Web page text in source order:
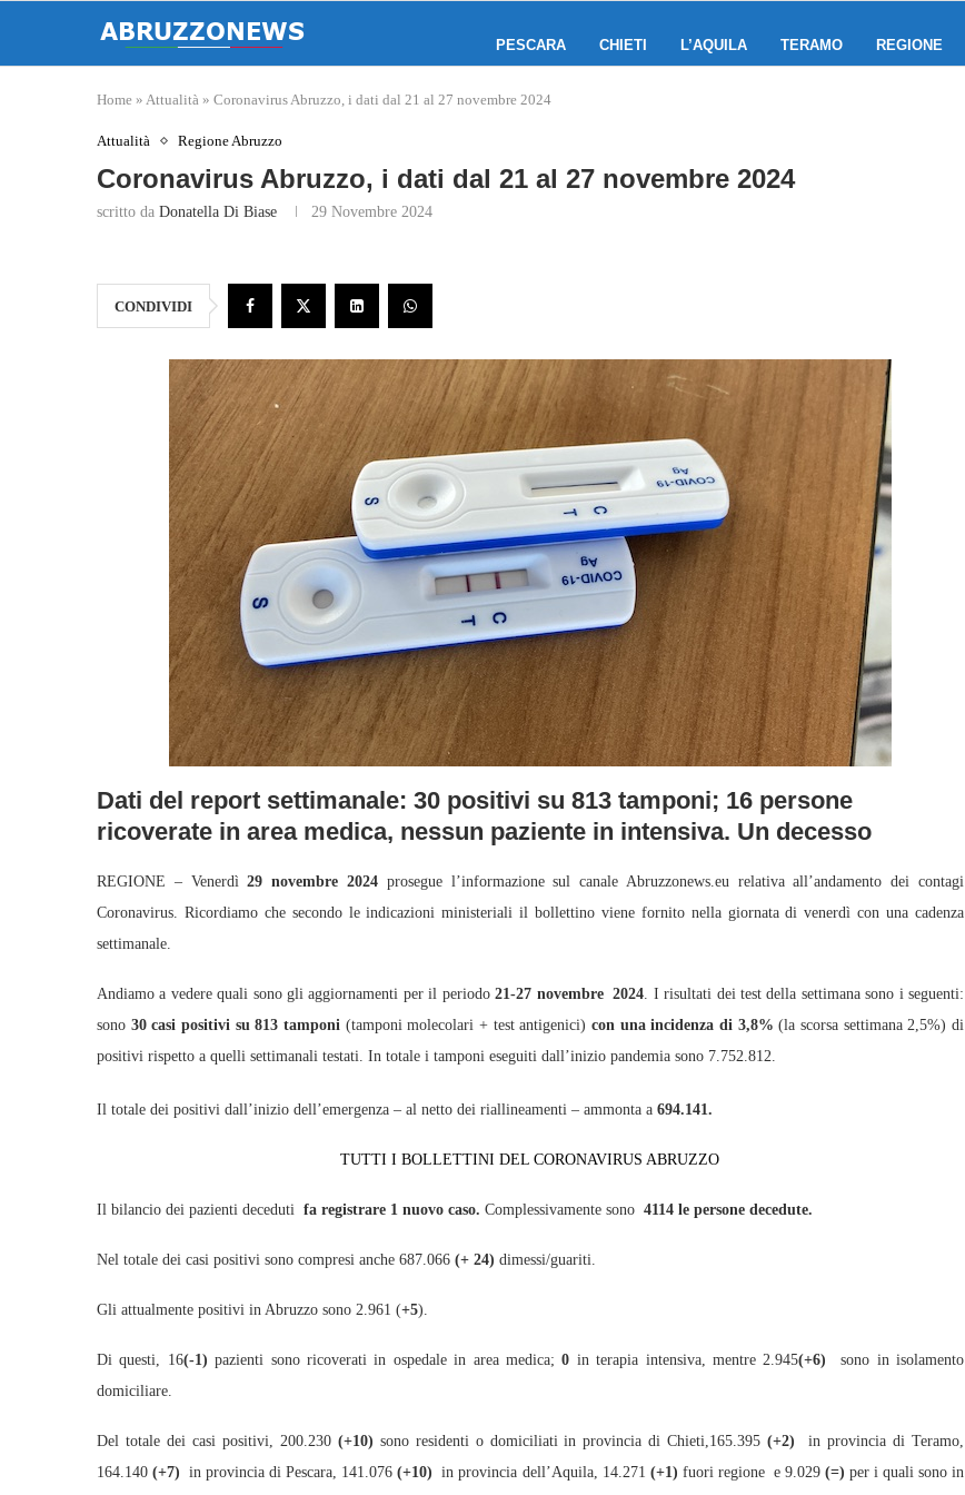
PESCARA CHIETI L’AQUILA TERAMO REGIONE
Home » Attualità » Coronavirus Abruzzo, i dati dal 21 al 27 novembre 2024
Attualità Regione Abruzzo
Coronavirus Abruzzo, i dati dal 21 al 27 novembre 2024
scritto da Donatella Di Biase 29 Novembre 2024
CONDIVIDI
Dati del report settimanale: 30 positivi su 813 tamponi; 16 persone
ricoverate in area medica, nessun paziente in intensiva. Un decesso
REGIONE – Venerdì29 novembre 2024prosegue l’informazione sul canale Abruzzonews.eu relativa all’andamento dei contagi
Coronavirus. Ricordiamo che secondo le indicazioni ministeriali il bollettino viene fornito nella giornata di venerdì con una cadenza
settimanale.
Andiamo a vedere quali sono gli aggiornamenti per il periodo21-27 novembre 2024. I risultati dei test della settimana sono i seguenti:
sono 30 casi positivi su 813 tamponi (tamponi molecolari + test antigenici) con una incidenza di 3,8% (la scorsa settimana 2,5%) di
positivi rispetto a quelli settimanali testati. In totale i tamponi eseguiti dall’inizio pandemia sono 7.752.812.
Il totale dei positivi dall’inizio dell’emergenza – al netto dei riallineamenti – ammonta a 694.141.
TUTTI I BOLLETTINI DEL CORONAVIRUS ABRUZZO
Il bilancio dei pazienti deceduti fa registrare 1 nuovo caso. Complessivamente sono 4114 le persone decedute.
Nel totale dei casi positivi sono compresi anche 687.066 (+ 24) dimessi/guariti.
Gli attualmente positivi in Abruzzo sono 2.961 (+5).
Di questi, 16(-1) pazienti sono ricoverati in ospedale in area medica;0 in terapia intensiva, mentre 2.945(+6) sono in isolamento
domiciliare.
Del totale dei casi positivi, 200.230 (+10) sono residenti o domiciliati in provincia di Chieti,165.395(+2) in provincia di Teramo,
164.140(+7) in provincia di Pescara, 141.076 (+10) in provincia dell’Aquila, 14.271 (+1) fuori regione e 9.029 (=) per i quali sono in